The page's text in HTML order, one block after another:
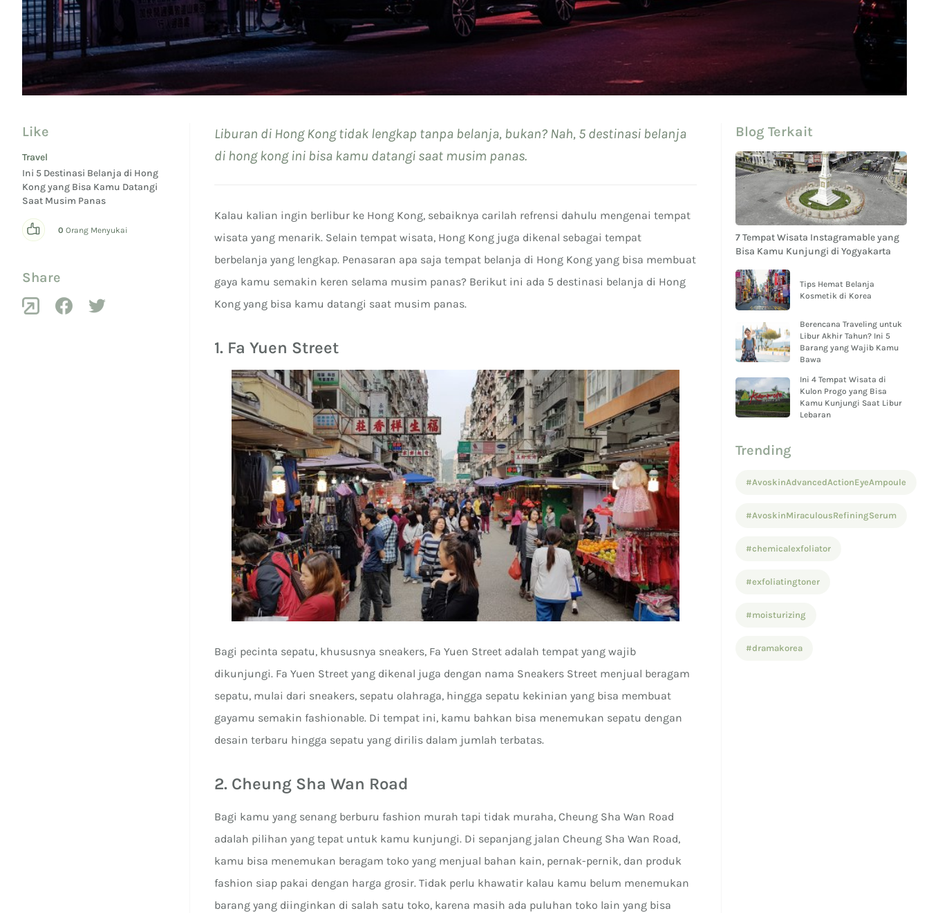
Like
Travel
Ini 5 Destinasi Belanja di Hong
Kong yang Bisa Kamu Datangi
Saat Musim Panas
0 Orang Menyukai
Share
Liburan di Hong Kong tidak lengkap tanpa belanja, bukan? Nah, 5 destinasi belanja
di hong kong ini bisa kamu datangi saat musim panas.
Kalau kalian ingin berlibur ke Hong Kong, sebaiknya carilah refrensi dahulu mengenai tempat
wisata yang menarik. Selain tempat wisata, Hong Kong juga dikenal sebagai tempat
berbelanja yang lengkap. Penasaran apa saja tempat belanja di Hong Kong yang bisa membuat
gaya kamu semakin keren selama musim panas? Berikut ini ada 5 destinasi belanja di Hong
Kong yang bisa kamu datangi saat musim panas.
1. Fa Yuen Street
Bagi pecinta sepatu, khususnya sneakers, Fa Yuen Street adalah tempat yang wajib
dikunjungi. Fa Yuen Street yang dikenal juga dengan nama Sneakers Street menjual beragam
sepatu, mulai dari sneakers, sepatu olahraga, hingga sepatu kekinian yang bisa membuat
gayamu semakin fashionable. Di tempat ini, kamu bahkan bisa menemukan sepatu dengan
desain terbaru hingga sepatu yang dirilis dalam jumlah terbatas.
2. Cheung Sha Wan Road
Bagi kamu yang senang berburu fashion murah tapi tidak muraha, Cheung Sha Wan Road
adalah pilihan yang tepat untuk kamu kunjungi. Di sepanjang jalan Cheung Sha Wan Road,
kamu bisa menemukan beragam toko yang menjual bahan kain, pernak-pernik, dan produk
fashion siap pakai dengan harga grosir. Tidak perlu khawatir kalau kamu belum menemukan
barang yang diinginkan di salah satu toko, karena masih ada puluhan toko lain yang bisa
Blog Terkait
7 Tempat Wisata Instagramable yang
Bisa Kamu Kunjungi di Yogyakarta
Tips Hemat Belanja
Kosmetik di Korea
Berencana Traveling untuk
Libur Akhir Tahun? Ini 5
Barang yang Wajib Kamu
Bawa
Ini 4 Tempat Wisata di
Kulon Progo yang Bisa
Kamu Kunjungi Saat Libur
Lebaran
Trending
#AvoskinAdvancedActionEyeAmpoule
#AvoskinMiraculousRefiningSerum
#chemicalexfoliator
#exfoliatingtoner
#moisturizing
#dramakorea